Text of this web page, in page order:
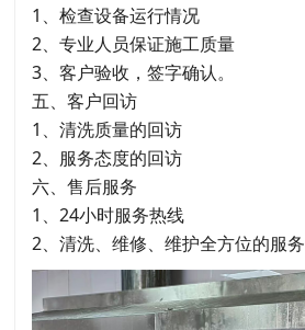
1、检查设备运行情况
2、专业人员保证施工质量
3、客户验收，签字确认。
五、客户回访
1、清洗质量的回访
2、服务态度的回访
六、售后服务
1、24小时服务热线
2、清洗、维修、维护全方位的服务